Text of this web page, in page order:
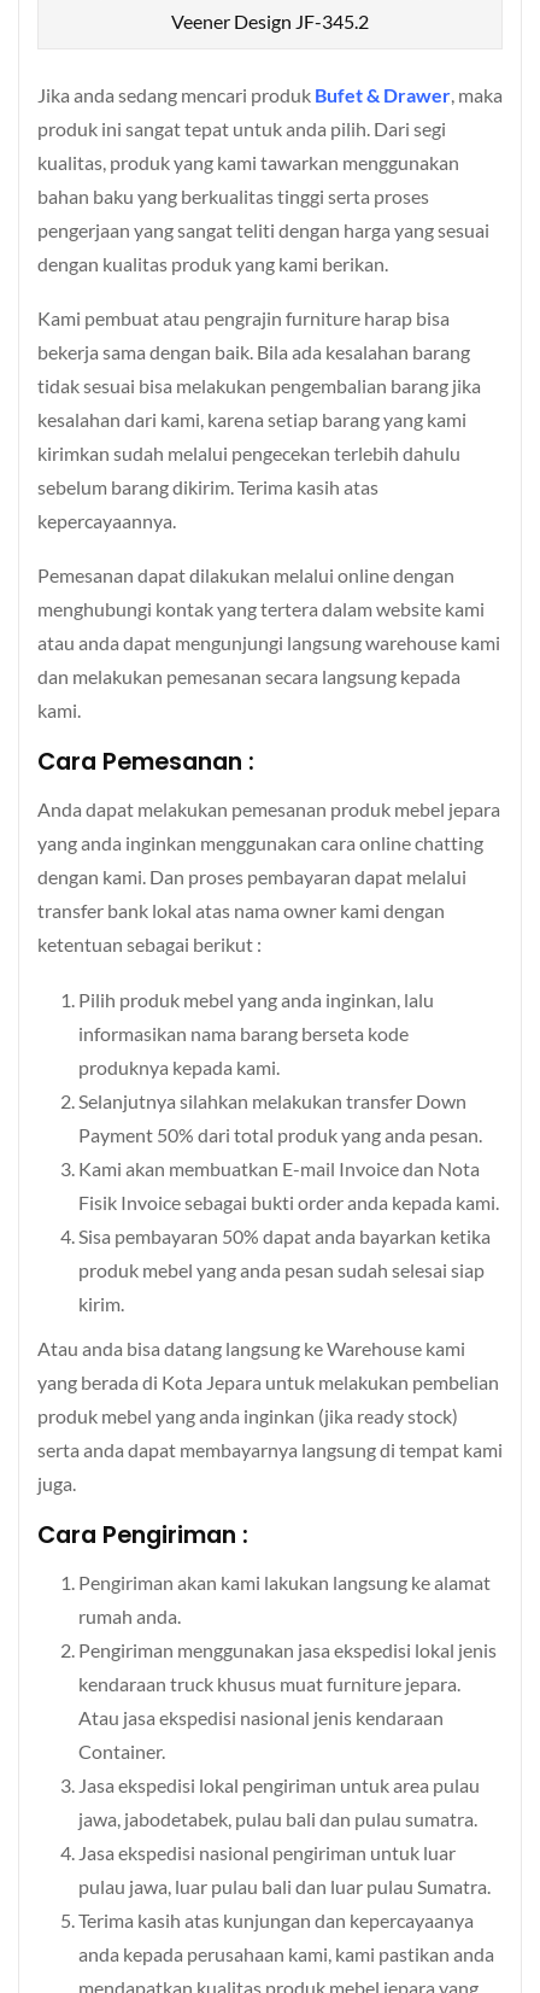
Veener Design JF-345.2
Jika anda sedang mencari produk Bufet & Drawer, maka
produk ini sangat tepat untuk anda pilih. Dari segi
kualitas, produk yang kami tawarkan menggunakan
bahan baku yang berkualitas tinggi serta proses
pengerjaan yang sangat teliti dengan harga yang sesuai
dengan kualitas produk yang kami berikan.
Kami pembuat atau pengrajin furniture harap bisa
bekerja sama dengan baik. Bila ada kesalahan barang
tidak sesuai bisa melakukan pengembalian barang jika
kesalahan dari kami, karena setiap barang yang kami
kirimkan sudah melalui pengecekan terlebih dahulu
sebelum barang dikirim. Terima kasih atas
kepercayaannya.
Pemesanan dapat dilakukan melalui online dengan
menghubungi kontak yang tertera dalam website kami
atau anda dapat mengunjungi langsung warehouse kami
dan melakukan pemesanan secara langsung kepada
kami.
Cara Pemesanan :
Anda dapat melakukan pemesanan produk mebel jepara
yang anda inginkan menggunakan cara online chatting
dengan kami. Dan proses pembayaran dapat melalui
transfer bank lokal atas nama owner kami dengan
ketentuan sebagai berikut :
Pilih produk mebel yang anda inginkan, lalu
informasikan nama barang berseta kode
produknya kepada kami.
Selanjutnya silahkan melakukan transfer Down
Payment 50% dari total produk yang anda pesan.
Kami akan membuatkan E-mail Invoice dan Nota
Fisik Invoice sebagai bukti order anda kepada kami.
Sisa pembayaran 50% dapat anda bayarkan ketika
produk mebel yang anda pesan sudah selesai siap
kirim.
Atau anda bisa datang langsung ke Warehouse kami
yang berada di Kota Jepara untuk melakukan pembelian
produk mebel yang anda inginkan (jika ready stock)
serta anda dapat membayarnya langsung di tempat kami
juga.
Cara Pengiriman :
Pengiriman akan kami lakukan langsung ke alamat
rumah anda.
Pengiriman menggunakan jasa ekspedisi lokal jenis
kendaraan truck khusus muat furniture jepara.
Atau jasa ekspedisi nasional jenis kendaraan
Container.
Jasa ekspedisi lokal pengiriman untuk area pulau
jawa, jabodetabek, pulau bali dan pulau sumatra.
Jasa ekspedisi nasional pengiriman untuk luar
pulau jawa, luar pulau bali dan luar pulau Sumatra.
Terima kasih atas kunjungan dan kepercayaanya
anda kepada perusahaan kami, kami pastikan anda
mendapatkan kualitas produk mebel jepara yang